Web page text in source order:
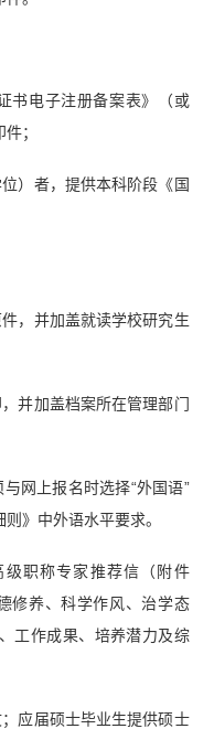
书电子注册备案表》（或
；
）者，提供本科阶段《国
，并加盖就读学校研究生
并加盖档案所在管理部门
网上报名时选择“外国语”
》中外语水平要求。
职称专家推荐信（附件
修养、科学作风、治学态
工作成果、培养潜力及综
应届硕士毕业生提供硕士